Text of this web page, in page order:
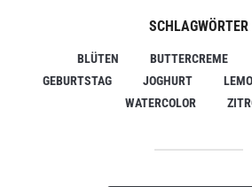
SCHLAGWÖRTER
BLÜTEN BUTTERCREME
GEBURTSTAG
JOGHURT
WATERCOLOR